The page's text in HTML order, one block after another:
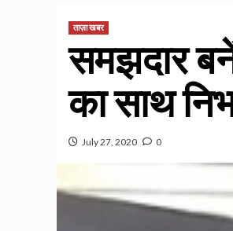
ताज़ा खबर
समझदार
का साथ
July 27, 2020 0